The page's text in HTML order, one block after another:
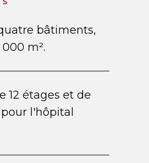
bâtiments,
m².
12 étages et de
l'hôpital